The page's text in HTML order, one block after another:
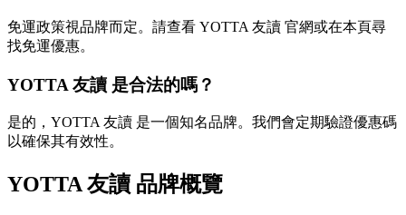
免運政策視品牌而定。請查看 YOTTA 友讀 官網或在本頁尋
找免運優惠。
YOTTA 友讀 是合法的嗎？
是的，YOTTA 友讀 是一個知名品牌。我們會定期驗證優惠碼
以確保其有效性。
YOTTA 友讀 品牌概覽